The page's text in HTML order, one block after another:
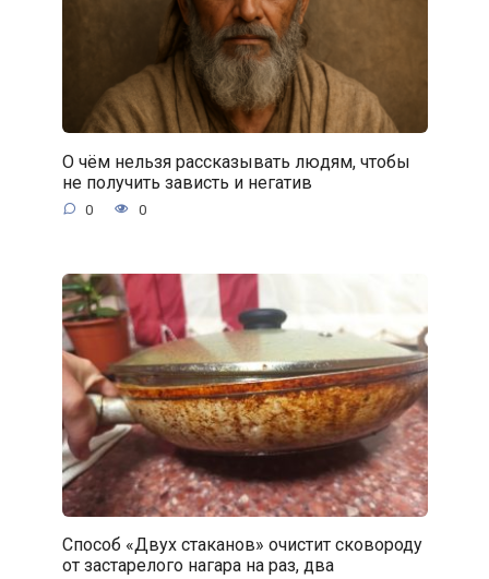
О чём нельзя рассказывать людям, чтобы
не получить зависть и негатив
0 0
Способ «Двух стаканов» очистит сковороду
от застарелого нагара на раз, два